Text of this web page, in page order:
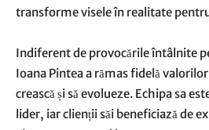
transforme visele în realitate
Indiferent de provocările întâlnite
Ioana Pintea a rămas fidelă
crească și să evolueze. Echipa sa
lider, iar clienții săi beneficiază de